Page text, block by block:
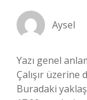
Aysel
Yazı genel
Çalışır
Buradaki